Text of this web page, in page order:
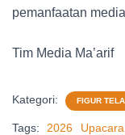
pemanfaatan
Tim Media Ma’arif
Kategori: FIGUR
Tags: 2026